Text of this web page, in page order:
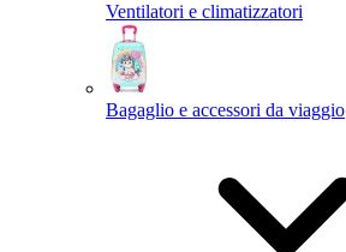
Ventilatori e climatizzatori
Bagaglio e accessori da viaggio